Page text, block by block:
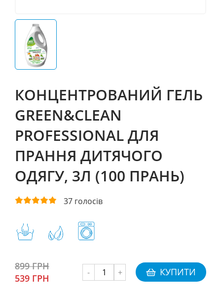
КОНЦЕНТРОВАНИЙ ГЕЛЬ
GREEN&CLEAN
PROFESSIONAL ДЛЯ
ПРАННЯ ДИТЯЧОГО
ОДЯГУ, 3Л (100 ПРАНЬ)
37 голосів
899 ГРН
539 ГРН
- + КУПИТИ